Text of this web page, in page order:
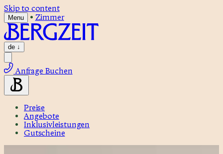
Skip to content
Menu • Zimmer
de ↓
Anfrage Buchen
Preise
Angebote
Inklusivleistungen
Gutscheine